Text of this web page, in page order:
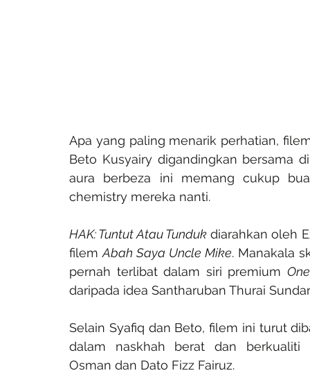
Apa yang paling menarik perhatian,
Beto Kusyairy digandingkan bersama
aura berbeza ini memang cukup
chemistry mereka nanti.
HAK: Tuntut Atau Tunduk diarahkan oleh
filem Abah Saya Uncle Mike. Manakala
pernah terlibat dalam siri premium
daripada idea Santharuban Thurai
Selain Syafiq dan Beto, filem ini turut
dalam naskhah berat dan
Osman dan Dato Fizz Fairuz.